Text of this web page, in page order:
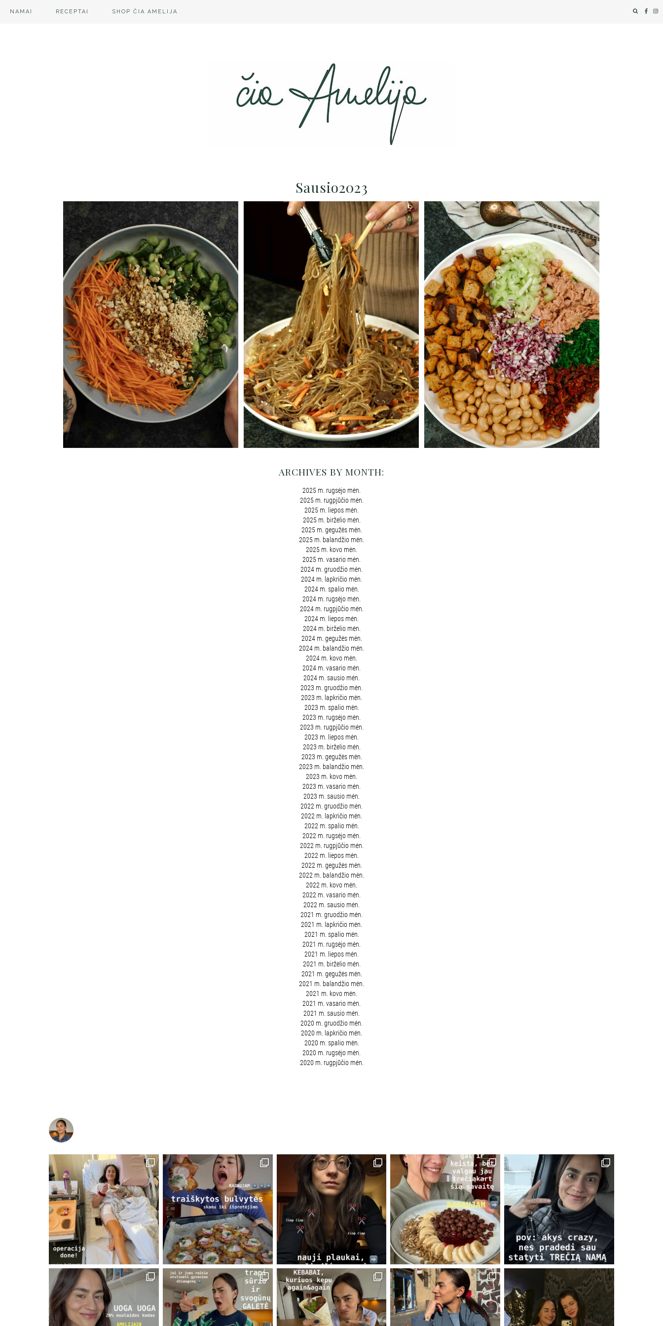
NAMAI RECEPTAI SHOP ČIA AMELIJA
Sausio2023
ARCHIVES BY MONTH:
2025 m. rugsėjo mėn.
2025 m. rugpjūčio mėn.
2025 m. liepos mėn.
2025 m. birželio mėn.
2025 m. gegužės mėn.
2025 m. balandžio mėn.
2025 m. kovo mėn.
2025 m. vasario mėn.
2024 m. gruodžio mėn.
2024 m. lapkričio mėn.
2024 m. spalio mėn.
2024 m. rugsėjo mėn.
2024 m. rugpjūčio mėn.
2024 m. liepos mėn.
2024 m. birželio mėn.
2024 m. gegužės mėn.
2024 m. balandžio mėn.
2024 m. kovo mėn.
2024 m. vasario mėn.
2024 m. sausio mėn.
2023 m. gruodžio mėn.
2023 m. lapkričio mėn.
2023 m. spalio mėn.
2023 m. rugsėjo mėn.
2023 m. rugpjūčio mėn.
2023 m. liepos mėn.
2023 m. birželio mėn.
2023 m. gegužės mėn.
2023 m. balandžio mėn.
2023 m. kovo mėn.
2023 m. vasario mėn.
2023 m. sausio mėn.
2022 m. gruodžio mėn.
2022 m. lapkričio mėn.
2022 m. spalio mėn.
2022 m. rugsėjo mėn.
2022 m. rugpjūčio mėn.
2022 m. liepos mėn.
2022 m. gegužės mėn.
2022 m. balandžio mėn.
2022 m. kovo mėn.
2022 m. vasario mėn.
2022 m. sausio mėn.
2021 m. gruodžio mėn.
2021 m. lapkričio mėn.
2021 m. spalio mėn.
2021 m. rugsėjo mėn.
2021 m. liepos mėn.
2021 m. birželio mėn.
2021 m. gegužės mėn.
2021 m. balandžio mėn.
2021 m. kovo mėn.
2021 m. vasario mėn.
2021 m. sausio mėn.
2020 m. gruodžio mėn.
2020 m. lapkričio mėn.
2020 m. spalio mėn.
2020 m. rugsėjo mėn.
2020 m. rugpjūčio mėn.